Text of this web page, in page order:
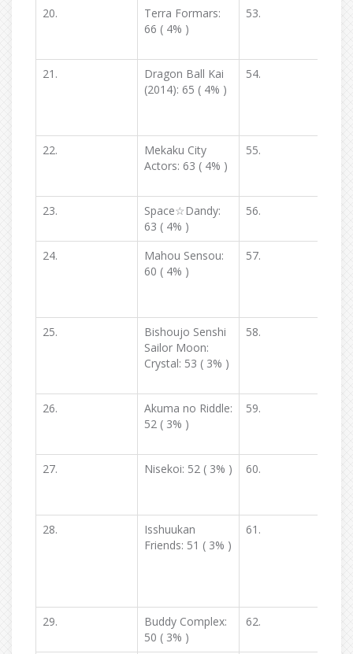
20.
Terra Formars:
66 ( 4% )
53.
21.
Dragon Ball Kai
(2014): 65 ( 4% )
54.
22.
Mekaku City
Actors: 63 ( 4% )
55.
23.
Space☆Dandy:
63 ( 4% )
56.
24.
Mahou Sensou:
60 ( 4% )
57.
25.
Bishoujo Senshi
Sailor Moon:
Crystal: 53 ( 3% )
58.
26.
Akuma no Riddle:
52 ( 3% )
59.
27.
Nisekoi: 52 ( 3% ) 60.
28.
Isshuukan
Friends: 51 ( 3% )
61.
29.
Buddy Complex:
50 ( 3% )
62.